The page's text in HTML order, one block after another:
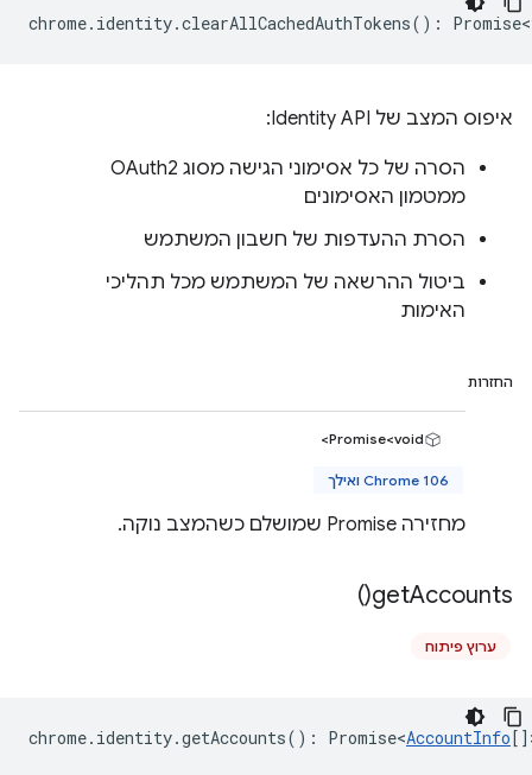
chrome. identity.clearAllCachedAuthTokens() :
איפוס המצב של Identity API:
הסרה של כל אסימוני הגישה מסוג OAuth2
ממטמון האסימונים
הסרת ההעדפות של חשבון המשתמש
ביטול ההרשאה של המשתמש מכל תהליכי
האימות
החזרות
Promise<void>
Chrome 106 ואילך
מחזירה Promise שמושלם כשהמצב נוקה.
getAccounts(
)
ערוץ פיתוח
chrome. identity.getAccounts() : Promise<AccountInfo[]